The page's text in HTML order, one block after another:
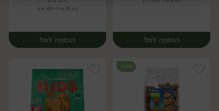
הוספה לסל
10.64 ₪ ל-100 גרם
הוספה לסל
אורגני